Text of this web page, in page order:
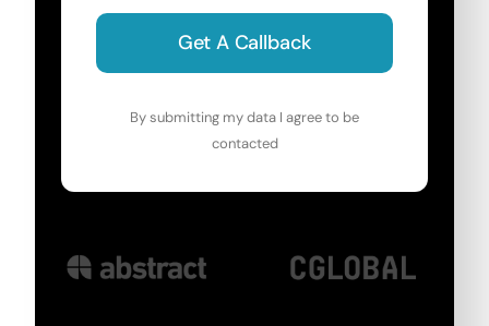
Get A Callback
By submitting my data I agree to be
contacted